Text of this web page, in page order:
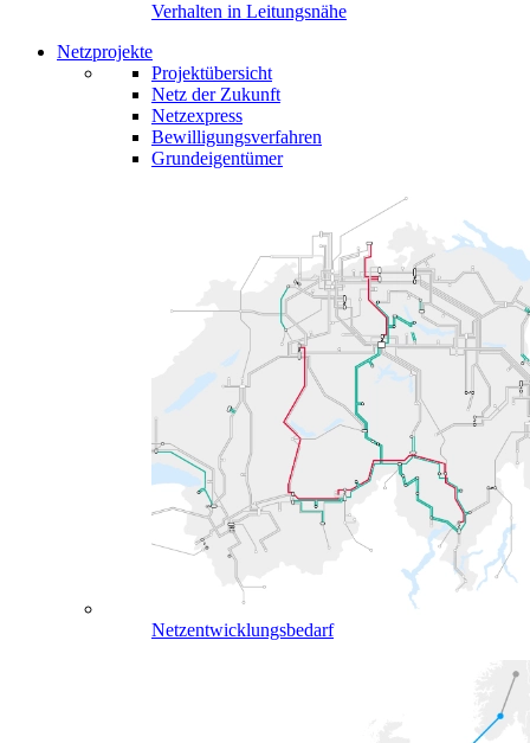
Verhalten in Leitungsnähe
Netzprojekte
Projektübersicht
Netz der Zukunft
Netzexpress
Bewilligungsverfahren
Grundeigentümer
Netzentwicklungsbedarf